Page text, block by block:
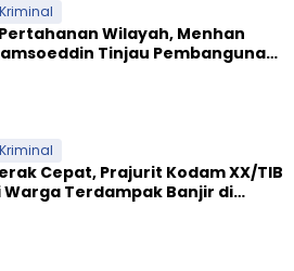
Wilayah, Menhan
Tinjau Pembangunan
Cepat, Prajurit Kodam XX/TIB
Warga Terdampak Banjir di